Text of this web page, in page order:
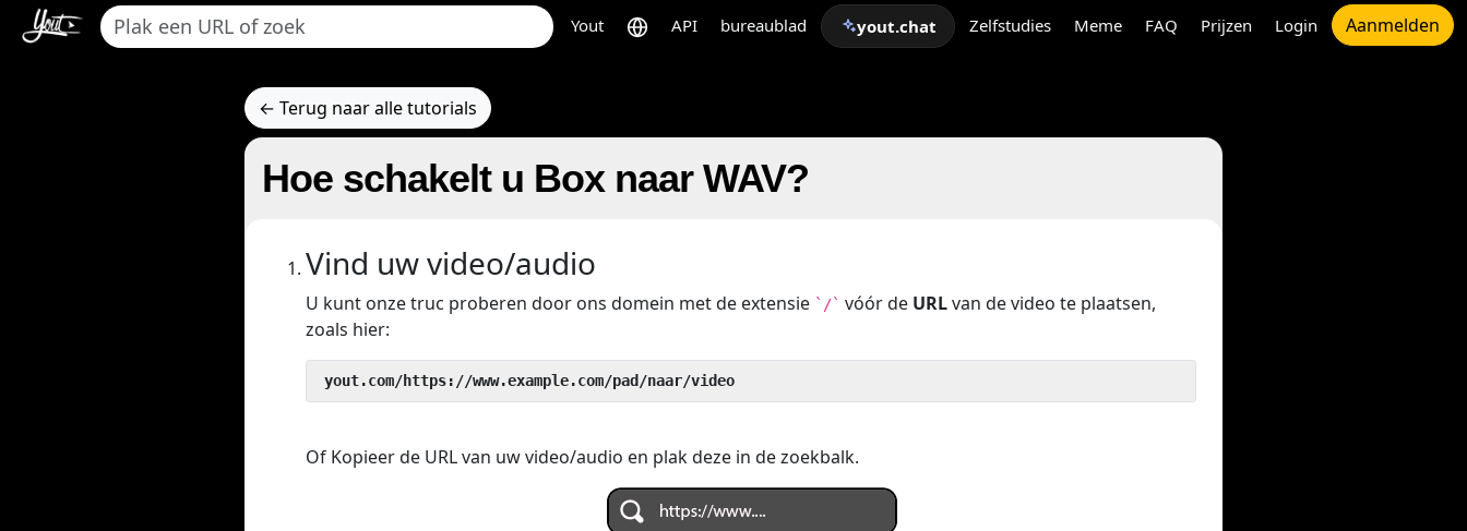
Yout API bureaublad yout.chat Zelfstudies Meme FAQ Prijzen Login Aanmelden
← Terug naar alle tutorials
Hoe schakelt u Box naar WAV?
Vind uw video/audio
U kunt onze truc proberen door ons domein met de extensie `/` vóór de URLvan de video te plaatsen,
zoals hier:
yout.com/https://www.example.com/pad/naar/video
Of Kopieer de URL van uw video/audio en plak deze in de zoekbalk.